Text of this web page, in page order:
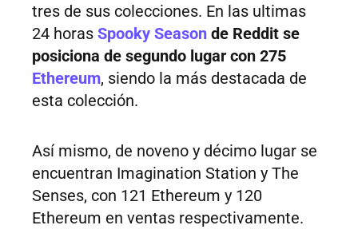
tres de sus colecciones. En las ultimas
24 horas Spooky Season de Reddit se
posiciona de segundo lugar con 275
Ethereum, siendo la más destacada de
esta colección.
Así mismo, de noveno y décimo lugar se
encuentran Imagination Station y The
Senses, con 121 Ethereum y 120
Ethereum en ventas respectivamente.